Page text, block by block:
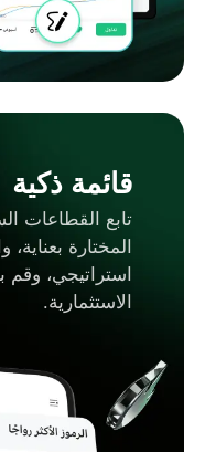
قائمة ذكية
تابع القطاعات
المختارة
استراتيجي،
الاستثمارية.